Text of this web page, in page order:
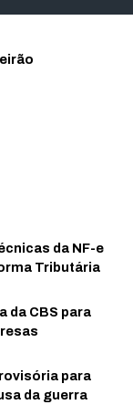
da NF-e
Tributária
da CBS para
para
da guerra